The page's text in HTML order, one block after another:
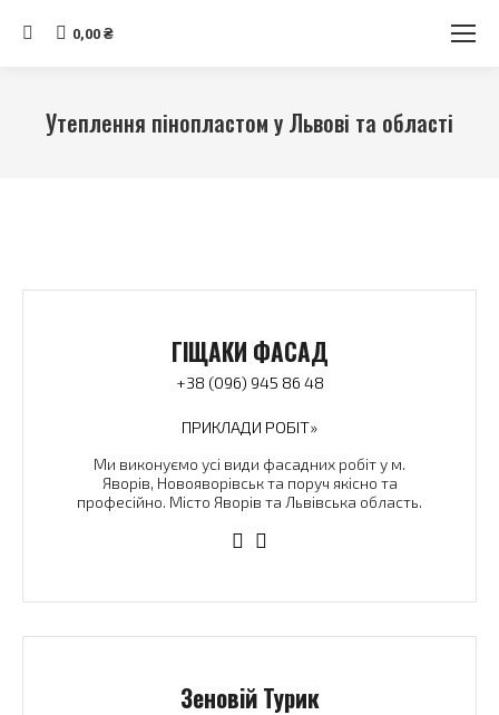
Search:0,00 ₴
Утеплення пінопластом у Львові та області
ГІЩАКИ ФАСАД
+38 (096) 945 86 48
ПРИКЛАДИ РОБІТ»
Ми виконуємо усі види фасадних робіт у м.
Яворів, Новояворівськ та поруч якісно та
професійно. Місто Яворів та Львівська область.
Зеновій Турик